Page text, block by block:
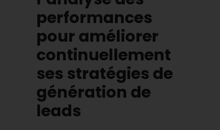
performances
pour améliorer
continuellement
ses stratégies de
génération de
leads